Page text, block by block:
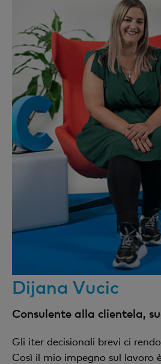
Dijana Vucic
Consulente alla clientela,
Gli iter decisionali brevi ci
Così il mio impegno sul lavoro